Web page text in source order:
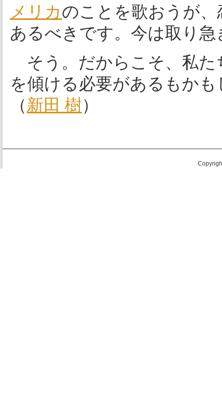
メリカのことを歌おうが
あるべきです。今は取り
そう。だからこそ、私た
を傾ける必要があるもか
（新田 樹）